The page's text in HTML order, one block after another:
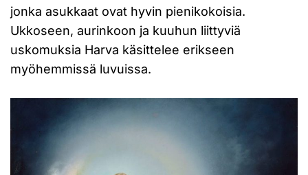
jonka asukkaat ovat hyvin pienikokoisia.
Ukkoseen, aurinkoon ja kuuhun liittyviä
uskomuksia Harva käsittelee erikseen
myöhemmissä luvuissa.